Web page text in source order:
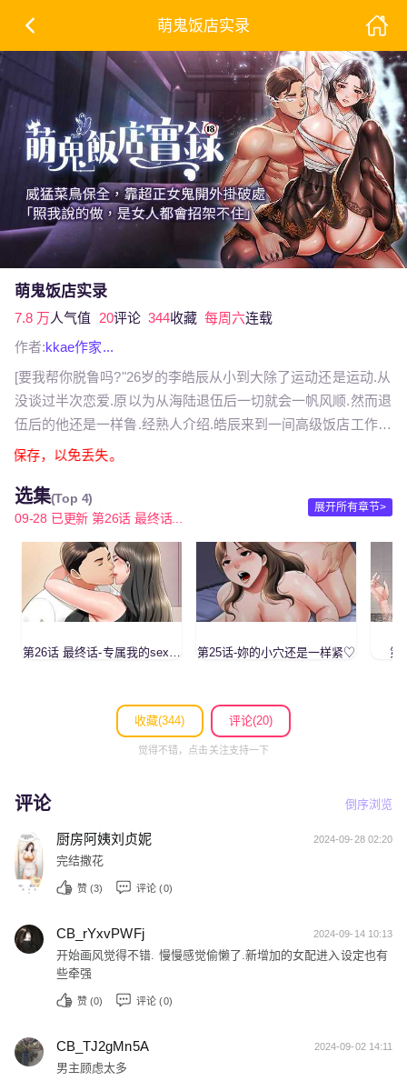
萌鬼饭店实录
萌鬼饭店实录
7.8 万人气值 20评论 344收藏 每周六连载
作者:kkae作家...
[要我帮你脱鲁吗?"26岁的李皓辰从小到大除了运动还是运动.从
没谈过半次恋爱.原以为从海陆退伍后一切就会一帆风顺.然而退
伍后的他还是一样鲁.经熟人介绍.皓辰来到一间高级饭店工作.
并在客房里遇到了一个女孩-在女孩的帮助下.他重生为了猎慾杀
存，以免丢失。
选集(Top 4)
09-28 已更新 第26话 最终话...
展开所有章节>
第26话 最终话-专属我的sex王
第25话-妳的小穴还是一样紧♡ 第
收藏(344) 评论(20)
觉得不错，点击关注支持一下
评论 倒序浏览
厨房阿姨刘贞妮 2024-09-28 02:20
完结撒花
赞 (3) 评论 (0)
CB_rYxvPWFj 2024-09-14 10:13
开始画风觉得不错. 慢慢感觉偷懒了.新增加的女配进入设定也有
些牵强
赞 (0) 评论 (0)
CB_TJ2gMn5A 2024-09-02 14:11
男主顾虑太多